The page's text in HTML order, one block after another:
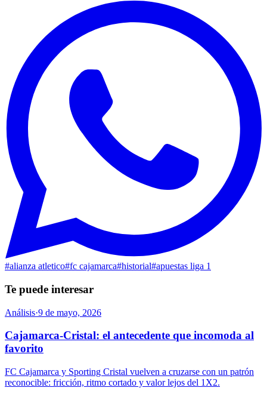
#alianza atletico#fc cajamarca#historial#apuestas liga 1
Te puede interesar
Análisis·9 de mayo, 2026
Cajamarca-Cristal: el antecedente que incomoda al
favorito
FC Cajamarca y Sporting Cristal vuelven a cruzarse con un patrón
reconocible: fricción, ritmo cortado y valor lejos del 1X2.